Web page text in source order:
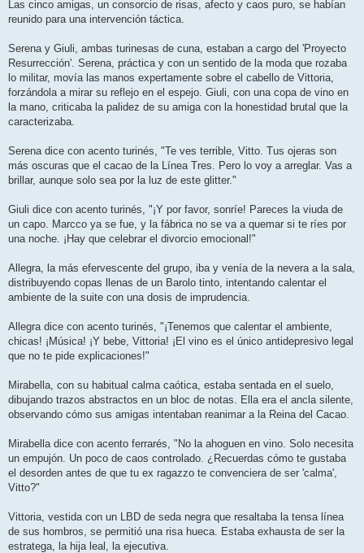
Las cinco amigas, un consorcio de risas, afecto y caos puro, se habían
reunido para una intervención táctica.
Serena y Giuli, ambas turinesas de cuna, estaban a cargo del 'Proyecto
Resurrección'. Serena, práctica y con un sentido de la moda que rozaba
lo militar, movía las manos expertamente sobre el cabello de Vittoria,
forzándola a mirar su reflejo en el espejo. Giuli, con una copa de vino en
la mano, criticaba la palidez de su amiga con la honestidad brutal que la
caracterizaba.
Serena dice con acento turinés, "Te ves terrible, Vitto. Tus ojeras son
más oscuras que el cacao de la Línea Tres. Pero lo voy a arreglar. Vas a
brillar, aunque solo sea por la luz de este glitter."
Giuli dice con acento turinés, "¡Y por favor, sonríe! Pareces la viuda de
un capo. Marcco ya se fue, y la fábrica no se va a quemar si te ríes por
una noche. ¡Hay que celebrar el divorcio emocional!"
Allegra, la más efervescente del grupo, iba y venía de la nevera a la sala,
distribuyendo copas llenas de un Barolo tinto, intentando calentar el
ambiente de la suite con una dosis de imprudencia.
Allegra dice con acento turinés, "¡Tenemos que calentar el ambiente,
chicas! ¡Música! ¡Y bebe, Vittoria! ¡El vino es el único antidepresivo legal
que no te pide explicaciones!"
Mirabella, con su habitual calma caótica, estaba sentada en el suelo,
dibujando trazos abstractos en un bloc de notas. Ella era el ancla silente,
observando cómo sus amigas intentaban reanimar a la Reina del Cacao.
Mirabella dice con acento ferrarés, "No la ahoguen en vino. Solo necesita
un empujón. Un poco de caos controlado. ¿Recuerdas cómo te gustaba
el desorden antes de que tu ex ragazzo te convenciera de ser 'calma',
Vitto?"
Vittoria, vestida con un LBD de seda negra que resaltaba la tensa línea
de sus hombros, se permitió una risa hueca. Estaba exhausta de ser la
estratega, la hija leal, la ejecutiva.